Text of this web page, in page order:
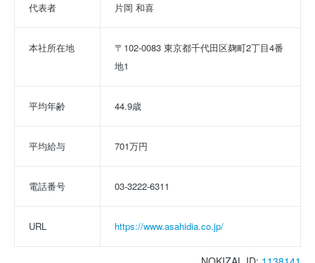
代表者 片岡 和喜
本社所在地
〒102-0083 東京都千代田区麹町2丁目4番
地1
平均年齢 44.9歳
平均給与 701万円
電話番号 03-3222-6311
URL https://www.asahidia.co.jp/